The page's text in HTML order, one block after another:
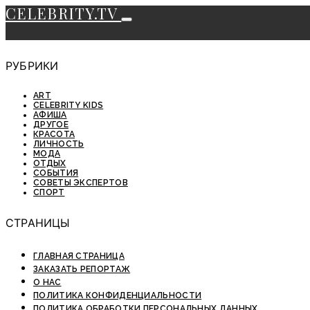
CELEBRITY.TV
РУБРИКИ
ART
CELEBRITY KIDS
АФИША
ДРУГОЕ
КРАСОТА
ЛИЧНОСТЬ
МОДА
ОТДЫХ
СОБЫТИЯ
СОВЕТЫ ЭКСПЕРТОВ
СПОРТ
СТРАНИЦЫ
ГЛАВНАЯ СТРАНИЦА
ЗАКАЗАТЬ РЕПОРТАЖ
О НАС
ПОЛИТИКА КОНФИДЕНЦИАЛЬНОСТИ